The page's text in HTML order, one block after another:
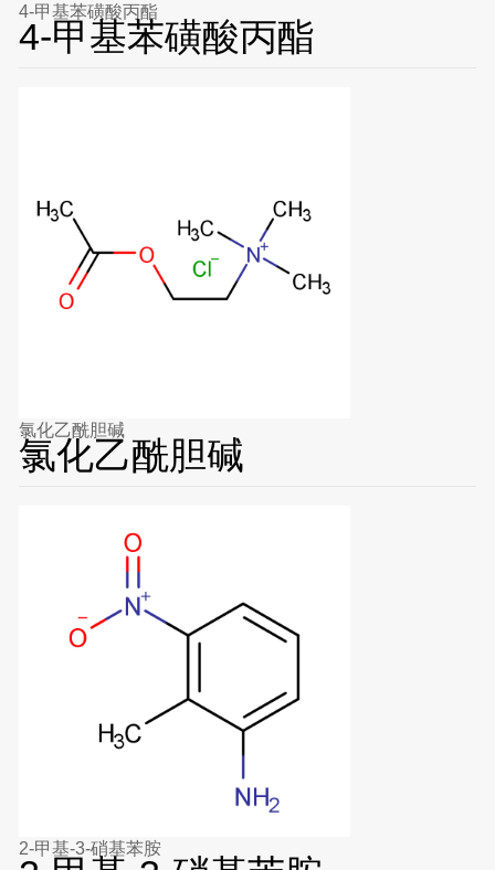
4-甲基苯磺酸丙酯
4-甲基苯磺酸丙酯
氯化乙酰胆碱
氯化乙酰胆碱
2-甲基-3-硝基苯胺